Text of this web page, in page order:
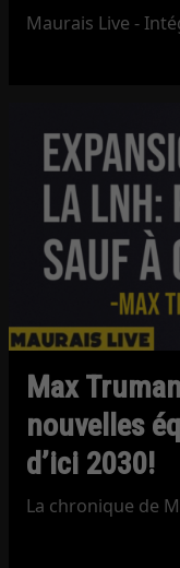
Maurais Live -
Max
nouvelles
d’ici 2030!
La chronique de